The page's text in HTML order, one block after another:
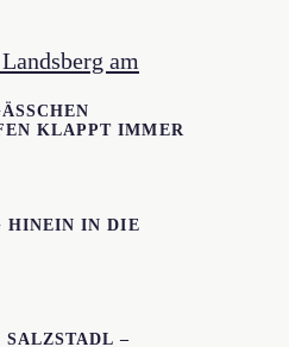
KLAPPT IMMER
HINEIN IN DIE
–